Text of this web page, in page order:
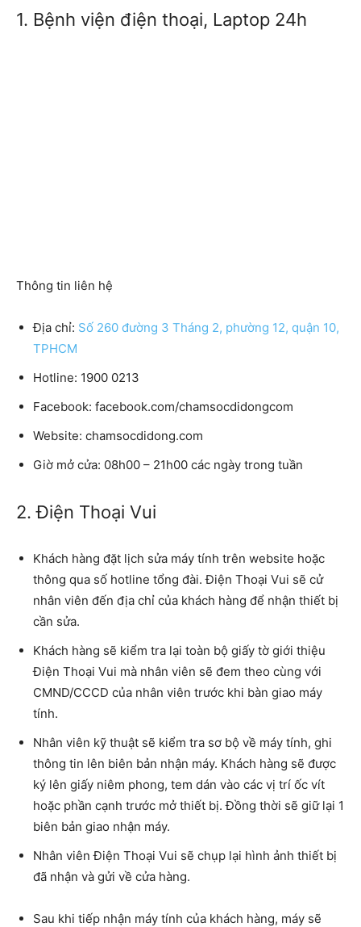
1. Bệnh viện điện thoại, Laptop 24h
Thông tin liên hệ
Địa chỉ: Số 260 đường 3 Tháng 2, phường 12, quận 10,
TPHCM
Hotline: 1900 0213
Facebook: facebook.com/chamsocdidongcom
Website: chamsocdidong.com
Giờ mở cửa: 08h00 – 21h00 các ngày trong tuần
2. Điện Thoại Vui
Khách hàng đặt lịch sửa máy tính trên website hoặc
thông qua số hotline tổng đài. Điện Thoại Vui sẽ cử
nhân viên đến địa chỉ của khách hàng để nhận thiết bị
cần sửa.
Khách hàng sẽ kiểm tra lại toàn bộ giấy tờ giới thiệu
Điện Thoại Vui mà nhân viên sẽ đem theo cùng với
CMND/CCCD của nhân viên trước khi bàn giao máy
tính.
Nhân viên kỹ thuật sẽ kiểm tra sơ bộ về máy tính, ghi
thông tin lên biên bản nhận máy. Khách hàng sẽ được
ký lên giấy niêm phong, tem dán vào các vị trí ốc vít
hoặc phần cạnh trước mở thiết bị. Đồng thời sẽ giữ lại 1
biên bản giao nhận máy.
Nhân viên Điện Thoại Vui sẽ chụp lại hình ảnh thiết bị
đã nhận và gửi về cửa hàng.
Sau khi tiếp nhận máy tính của khách hàng, máy sẽ